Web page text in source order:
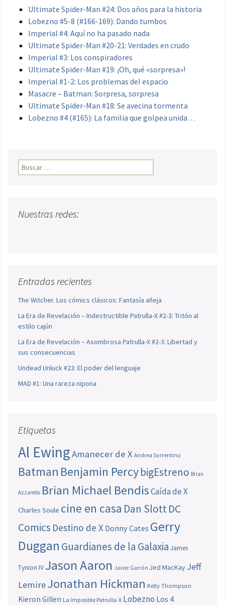
Ultimate Spider-Man #24: Dos años para la historia
Lobezno #5-8 (#166-169): Dando tumbos
Imperial #4: Aquí no ha pasado nada
Ultimate Spider-Man #20-21: Verdades en crudo
Imperial #3: Los conspiradores
Ultimate Spider-Man #19: ¡Oh, qué «sorpresa»!
Imperial #1-2: Los problemas del espacio
Masacre – Batman: Sorpresa, sorpresa
Ultimate Spider-Man #18: Se avecina tormenta
Lobezno #4 (#165): La familia que golpea unida…
Buscar:
Nuestras redes:
Entradas recientes
The Witcher. Los cómics clásicos: Fantasía añeja
La Era de Revelación – Indestructible Patrulla-X #2-3: Tritón al
estilo cajún
La Era de Revelación – Asombrosa Patrulla-X #2-3: Libertad y
sus consecuencias
Undead Unluck #23: El poder del lenguaje
MAD #1: Una rareza nipona
Etiquetas
Al EwingAmanecer de X Andrea Sorrentino
Batman Benjamin PercybigEstreno Brian
Azzarello Brian Michael BendisCaída de X
Charles Soule cine en casa Dan SlottDC
Comics Destino de X Donny Cates Gerry
Duggan Guardianes de la Galaxia James
Tynion IV Jason Aaron Javier Garrón Jed MacKay Jeff
LemireJonathan Hickman Kelly Thompson
Kieron Gillen La Imposible Patrulla-X Lobezno Los 4